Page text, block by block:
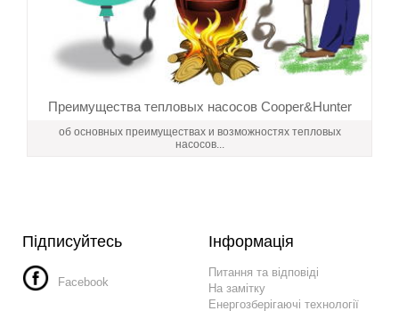
Преимущества тепловых насосов Cooper&Hunter
об основных преимуществах и возможностях тепловых
насосов...
Підписуйтесь
Facebook
Інформація
Питання та відповіді
На замітку
Енергозберігаючі технології